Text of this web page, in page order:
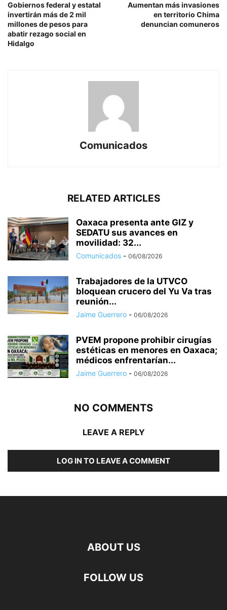
Gobiernos federal y estatal
invertirán más de 2 mil
millones de pesos para
abatir rezago social en
Hidalgo
Aumentan más invasiones
en territorio Chima
denuncian comuneros
Comunicados
RELATED ARTICLES
Oaxaca presenta ante GIZ y
SEDATU sus avances en
movilidad: 32...
Comunicados - 06/08/2026
Trabajadores de la UTVCO
bloquean crucero del Yu Va tras
reunión...
Jaime Guerrero - 06/08/2026
PVEM propone prohibir cirugías
estéticas en menores en Oaxaca;
médicos enfrentarían...
Jaime Guerrero - 06/08/2026
NO COMMENTS
LEAVE A REPLY
LOG IN TO LEAVE A COMMENT
ABOUT US
FOLLOW US